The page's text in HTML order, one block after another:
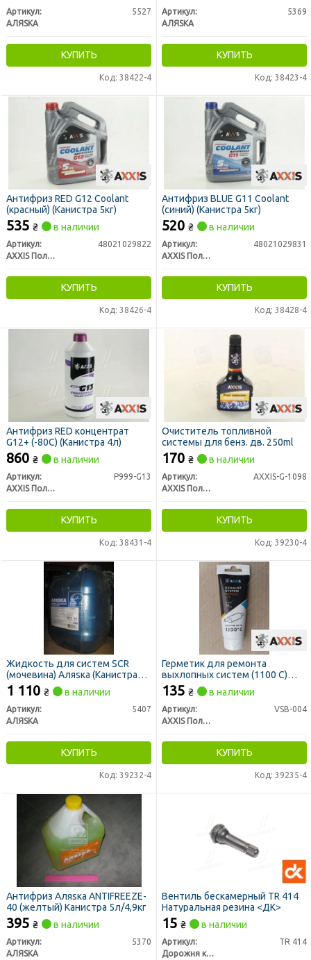
Артикул:
5527
АЛЯSКА
КУПИТЬ
Код: 38422-4
Артикул:
5369
АЛЯSКА
КУПИТЬ
Код: 38423-4
Антифриз RED G12 Сoolant
(красный) (Канистра 5кг)
535 ₴ в наличии
Артикул:
48021029822
AXXIS Польша
КУПИТЬ
Код: 38426-4
Антифриз BLUE G11 Сoolant
(cиний) (Канистра 5кг)
520 ₴ в наличии
Артикул:
48021029831
AXXIS Польша
КУПИТЬ
Код: 38428-4
Антифриз RED концентрат
G12+ (-80C) (Канистра 4л)
860 ₴ в наличии
Артикул:
P999-G13
AXXIS Польша
КУПИТЬ
Код: 38431-4
Очиститель топливной
системы для бенз. дв. 250ml
170 ₴ в наличии
Артикул:
AXXIS-G-1098
AXXIS Польша
КУПИТЬ
Код: 39230-4
Жидкость для систем SCR
(мочевина) Аляsка (Канистра
20л)
1 110 ₴ в наличии
Артикул:
5407
АЛЯSКА
КУПИТЬ
Код: 39232-4
Герметик для ремонта
выхлопных систем (1100 С)
AXXIS 75g
135 ₴ в наличии
Артикул:
VSB-004
AXXIS Польша
КУПИТЬ
Код: 39235-4
Антифриз Аляsка ANTIFREEZE-
40 (желтый) Канистра 5л/4,9кг
395 ₴ в наличии
Артикул:
5370
АЛЯSКА
Вентиль бескамерный TR 414
Натуральная резина <ДК>
15 ₴ в наличии
Артикул:
TR 414
Дорожня карта